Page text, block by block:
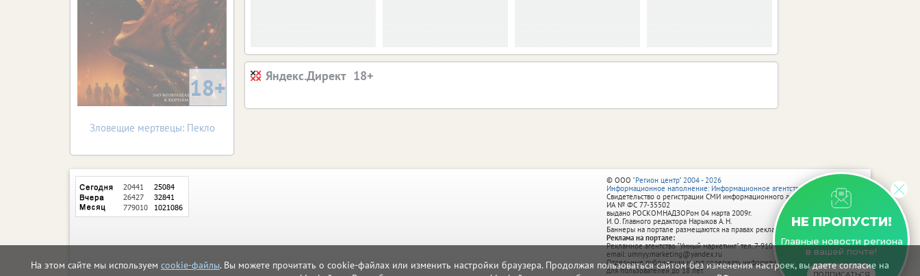
На этом сайте мы используем cookie-файлы. Вы можете прочитать о cookie-файлах или изменить настройки браузера. Продолжая пользоваться сайтом без изменения настроек, вы даете согласие на
Яндекс.Директ
18+
Зловещие мертвецы: Пекло
НЕ ПРОПУСТИ!
Главные новости региона
в вашей почте!
© ООО "Регион центр" 2004 - 2026
Информационное наполнение: Информационное агентство vRossii.ru
Свидетельство о регистрации СМИ информационного агентства vRossii.ru
ИА № ФС 77‑35502
выдано РОСКОМНАДЗОРом 04 марта 2009г.
И. О. Главного редактора Нарыков А. Н.
Баннеры на портале размещаются на правах рекламы.
Реклама на портале:
Рекламное агентство "Умный маркетинг" тел. 7-910-267-70-40,
email: umnyy.marketing@yandex.ru
Отдельные публикации могут содержать информацию, не предназначенную
для пользователей до 18 лет.